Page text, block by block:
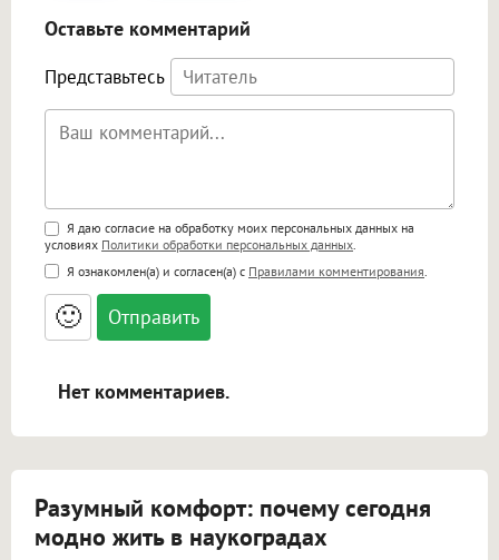
Оставьте комментарий
Представьтесь
Поддержка HTML
<b>, <strong>, <u>, <i>, <em>, <s>, <big>,
<small>, <sup>, <sub>, <pre>, <ul>, <ol>, <li>,
<blockquote>, <code> экранирует HTML,
адреса URL автоматически становятся
ссылками, и [img]адрес[/img] будет
Я даю согласие на обработку моих персональных данных на
условиях Политики обработки персональных данных
Я ознакомлен(а) и согласен(а) с Правилами комментирования
🙂
Нет комментариев.
Разумный комфорт: почему сегодня
модно жить в наукоградах